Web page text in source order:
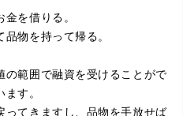
らとても感じが良くて来店
。ありがとうございまし
を借りる。
物を持って帰る。
の範囲で融資を受けることがで
ます。
ってきますし、品物を手放せば